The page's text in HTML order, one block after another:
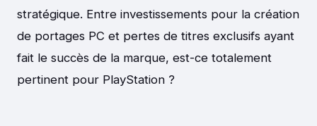
stratégique. Entre investissements pour la création
de portages PC et pertes de titres exclusifs ayant
fait le succès de la marque, est-ce totalement
pertinent pour PlayStation ?